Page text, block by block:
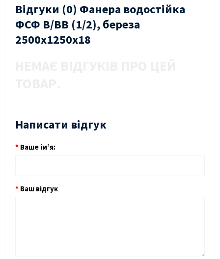
Відгуки (0) Фанера водостійка
ФСФ В/ВВ (1/2), береза
2500х1250х18
Написати відгук
Ваше ім’я:
Ваш відгук